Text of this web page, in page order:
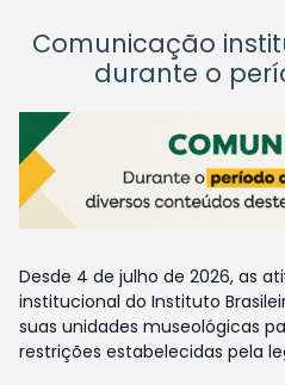
Comunicação
durante o
Desde 4 de julho de 2026, as
institucional do Instituto
suas unidades museológicas
restrições estabelecidas pela